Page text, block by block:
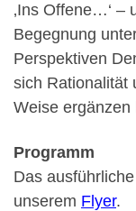
‚Ins Offene…‘ –
Begegnung
Perspektiven
sich Rationalität
Weise ergänzen
Programm
Das
unserem Flyer.